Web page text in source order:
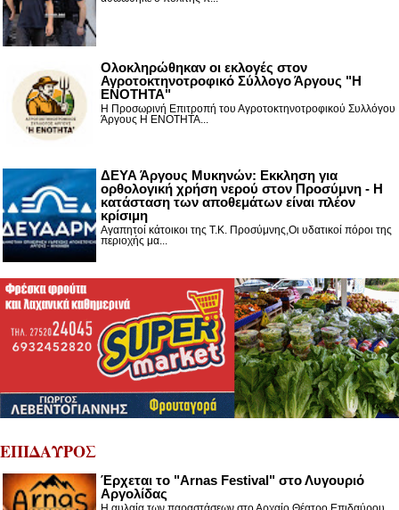
Ολοκληρώθηκαν οι εκλογές στον
Αγροτοκτηνοτροφικό Σύλλογο Άργους "Η
ΕΝΟΤΗΤΑ"
Η Προσωρινή Επιτροπή του Αγροτοκτηνοτροφικού Συλλόγου
Άργους Η ΕΝΟΤΗΤΑ...
ΔΕΥΑ Άργους Μυκηνών: Εκκληση για
ορθολογική χρήση νερού στον Προσύμνη - Η
κατάσταση των αποθεμάτων είναι πλέον
κρίσιμη
Αγαπητοί κάτοικοι της Τ.Κ. Προσύμνης,Οι υδατικοί πόροι της
περιοχής μα...
ΕΠΙΔΑΥΡΟΣ
Έρχεται το "Arnas Festival" στο Λυγουριό
Αργολίδας